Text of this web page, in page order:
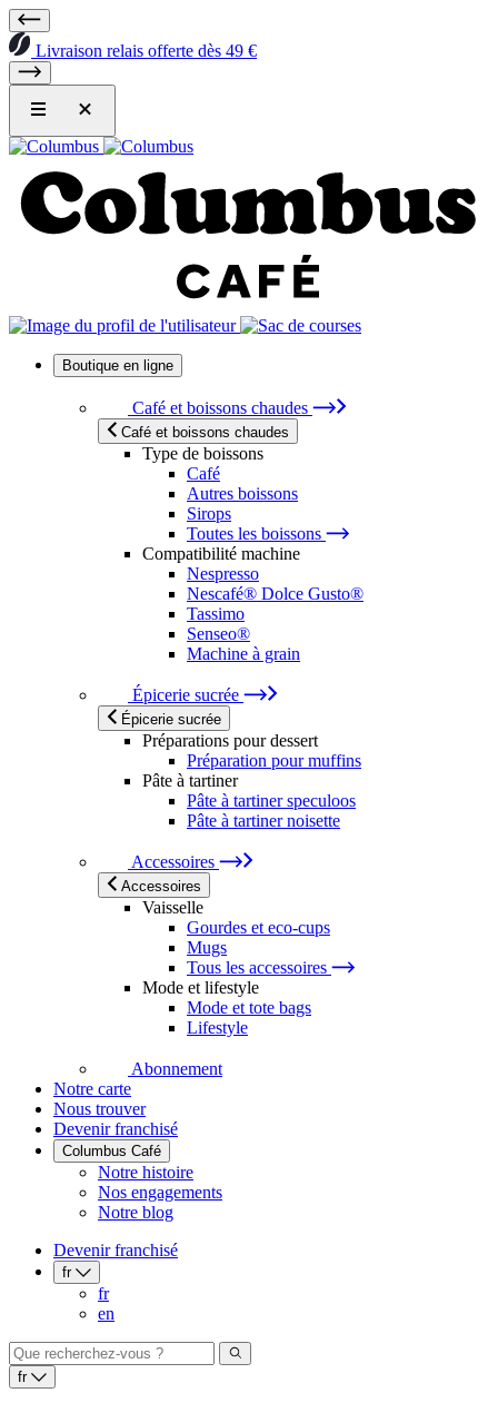
Livraison relais offerte dès 49 €
Boutique en ligne
Café et boissons chaudes
Café et boissons chaudes
Type de boissons
Café
Autres boissons
Sirops
Toutes les boissons
Compatibilité machine
Nespresso
Nescafé® Dolce Gusto®
Tassimo
Senseo®
Machine à grain
Épicerie sucrée
Épicerie sucrée
Préparations pour dessert
Préparation pour muffins
Pâte à tartiner
Pâte à tartiner speculoos
Pâte à tartiner noisette
Accessoires
Accessoires
Vaisselle
Gourdes et eco-cups
Mugs
Tous les accessoires
Mode et lifestyle
Mode et tote bags
Lifestyle
Abonnement
Notre carte
Nous trouver
Devenir franchisé
Columbus Café
Notre histoire
Nos engagements
Notre blog
Devenir franchisé
fr
fr
en
fr